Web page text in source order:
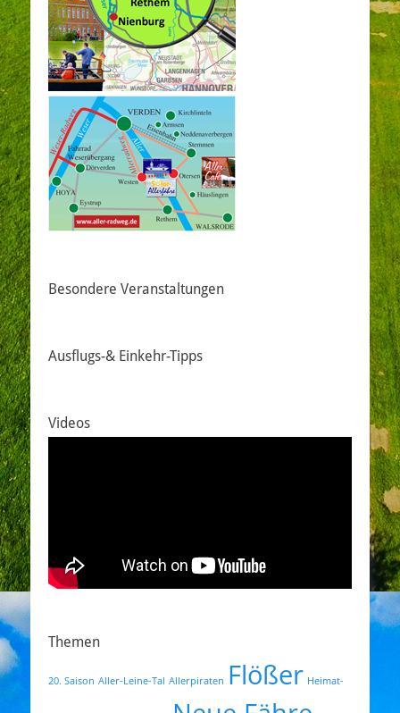
Besondere Veranstaltungen
Ausflugs-& Einkehr-Tipps
Videos
Themen
20. Saison Aller-Leine-Tal Allerpiraten Flößer Heimat-